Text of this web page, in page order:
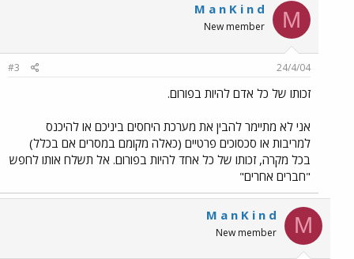
M
M a n K i n d
New member
24/4/04
#3
זכותו של כל אדם להיות בפורום.
אני לא מתיימר להבין את מערכת היחסים ביניכם או להיכנס
למריבות או סכסוכים פרטיים (כאלה מקומם במסרים אם בכלל)
בכל מקרה, זכותו של כל אחד להיות בפורום. אל תשלח אותו לחפש
"חברים אחרים"
M
M a n K i n d
New member